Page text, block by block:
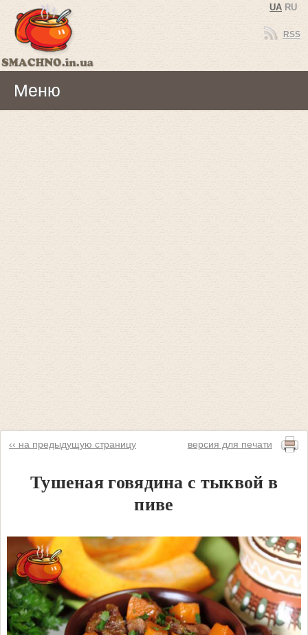
RSS
Меню
‹‹ на предыдущую страницу версия для печати
Тушеная говядина с тыквой в
пиве
UA RU